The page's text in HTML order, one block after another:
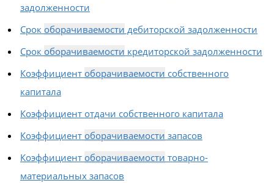
задолженности
Срок оборачиваемости дебиторской задолженности
Срок оборачиваемости кредиторской задолженности
Коэффициент оборачиваемости собственного
капитала
Коэффициент отдачи собственного капитала
Коэффициент оборачиваемости запасов
Коэффициент оборачиваемости товарно-
материальных запасов